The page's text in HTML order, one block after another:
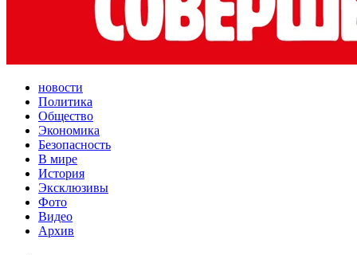
новости
Политика
Общество
Экономика
Безопасность
В мире
История
Эксклюзивы
Фото
Видео
Архив